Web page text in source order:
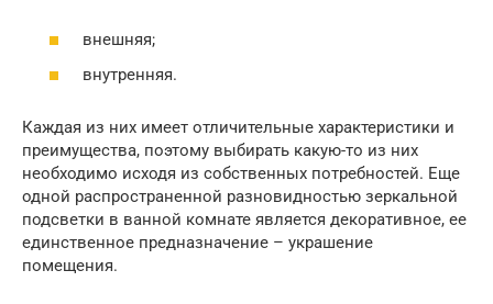
внешняя;
внутренняя.
Каждая из них имеет отличительные характеристики и
преимущества, поэтому выбирать какую-то из них
необходимо исходя из собственных потребностей. Еще
одной распространенной разновидностью зеркальной
подсветки в ванной комнате является декоративное, ее
единственное предназначение – украшение
помещения.